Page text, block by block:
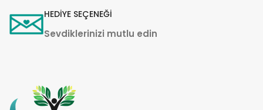
HEDİYE SEÇENEĞİ
Sevdiklerinizi mutlu edin